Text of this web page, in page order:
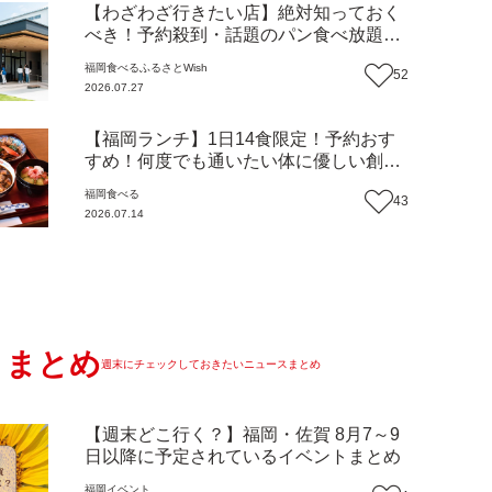
【わざわざ行きたい店】絶対知っておく
べき！予約殺到・話題のパン食べ放題が
ン『bound garden』（福岡・新宮町）
福岡食べるふるさとWish
2026.07.27
52
【福岡ランチ】1日14食限定！予約おす
すめ！何度でも通いたい体に優しい創作
市）【まち歩き】
福岡食べる
2026.07.14
43
まとめ週末にチェックしておきたいニュースまとめ
【週末どこ行く？】福岡・佐賀 8月7～9
日以降に予定されているイベントまとめ
福岡 イベント